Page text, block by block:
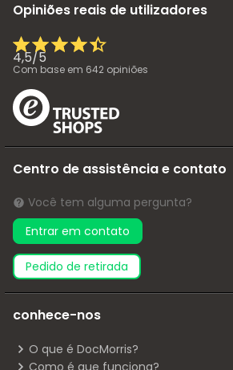
Opiniões reais de utilizadores
4,5/5
Com base em 642 opiniões
Centro de assistência e contato
Você tem alguma pergunta?
Entrar em contato
pedido de retirada
conhece-nos
O que é DocMorris?
Como é que funciona?